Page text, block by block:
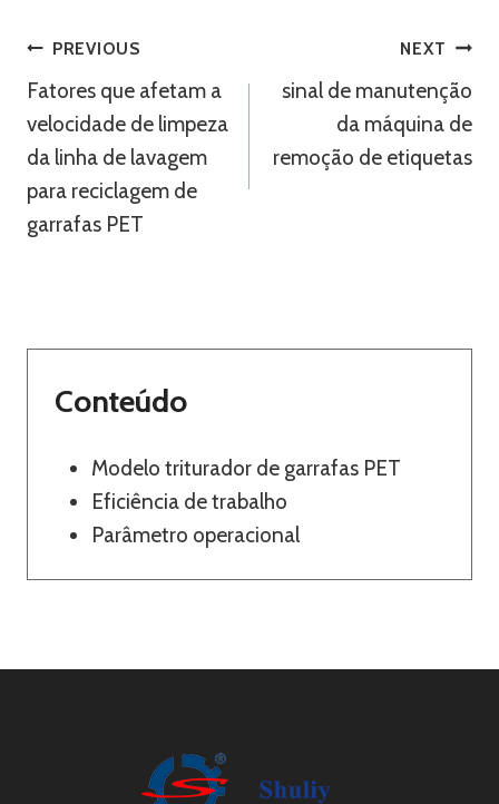
Navegação
De
Artigos
PREVIOUS
Fatores que afetam a
velocidade de limpeza
da linha de lavagem
para reciclagem de
garrafas PET
NEXT
sinal de manutenção
da máquina de
remoção de etiquetas
Conteúdo
Modelo triturador de garrafas PET
Eficiência de trabalho
Parâmetro operacional